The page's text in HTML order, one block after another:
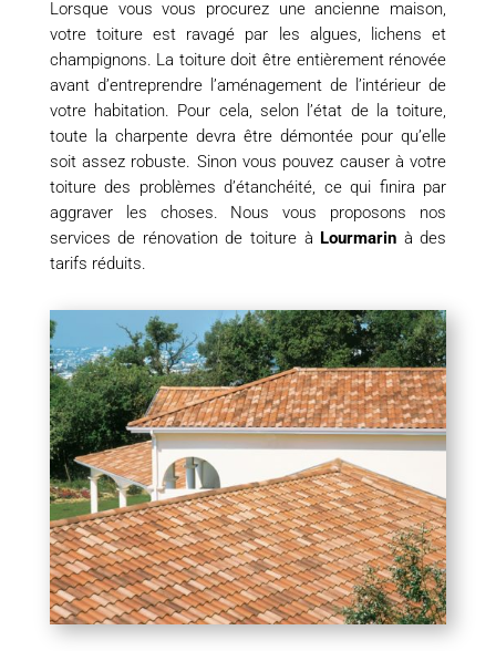
Lorsque vous vous procurez une ancienne maison,
votre toiture est ravagé par les algues, lichens et
champignons. La toiture doit être entièrement rénovée
avant d’entreprendre l’aménagement de l’intérieur de
votre habitation. Pour cela, selon l’état de la toiture,
toute la charpente devra être démontée pour qu’elle
soit assez robuste. Sinon vous pouvez causer à votre
toiture des problèmes d’étanchéité, ce qui finira par
aggraver les choses. Nous vous proposons nos
services de rénovation de toiture à Lourmarin à des
tarifs réduits.